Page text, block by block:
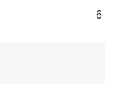
6